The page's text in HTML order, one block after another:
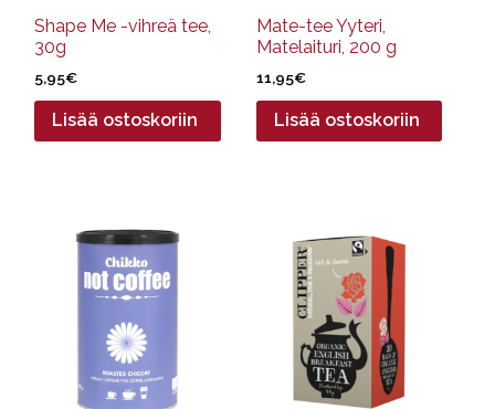
Shape Me -vihreä tee,
30g
5,95€
Lisää ostoskoriin
Mate-tee Yyteri,
Matelaituri, 200 g
11,95€
Lisää ostoskoriin